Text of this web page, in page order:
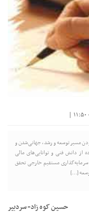
مسیر توسعه و رشد، جهانی‌شدن و
از دانش فنی و توانایی‌های مالی
مستقیم خارجی تحقق
[…]
حسین کوه زاد- سردبیر